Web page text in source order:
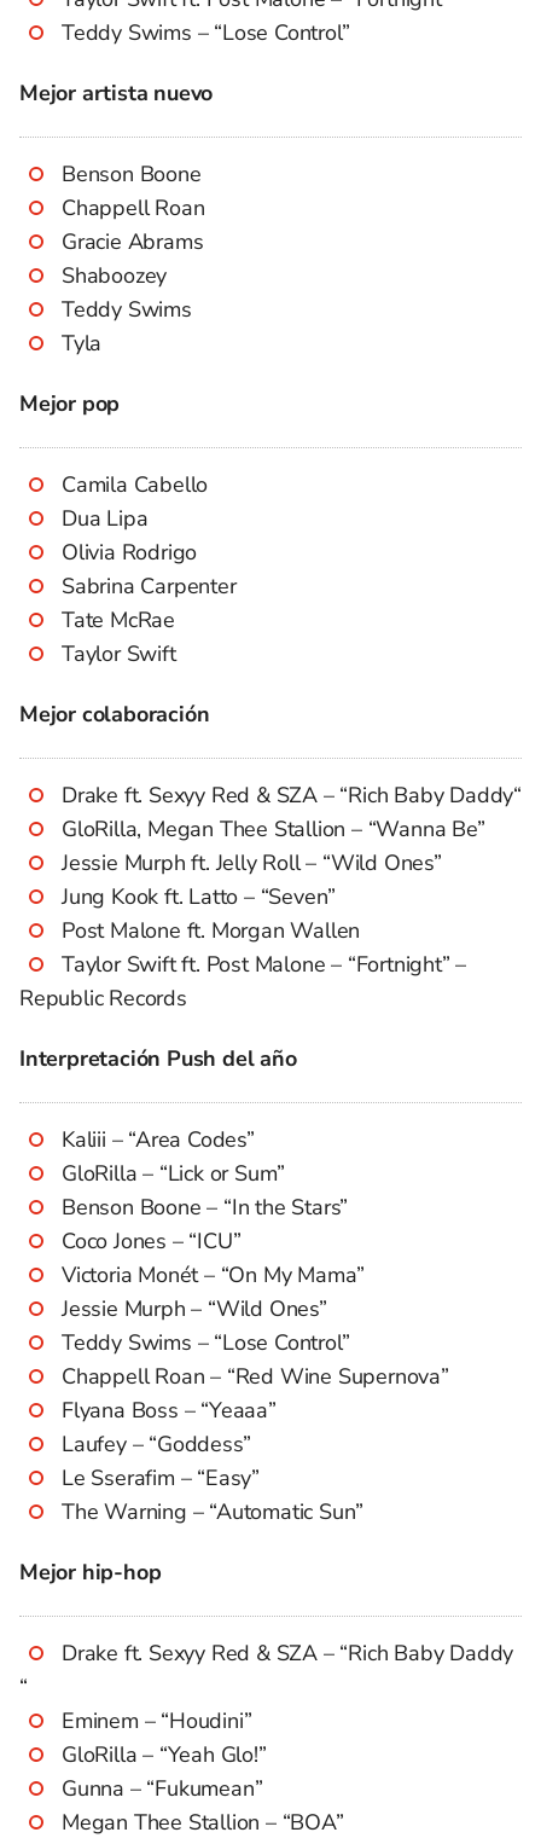
Teddy Swims – “Lose Control”
Mejor artista nuevo
Benson Boone
Chappell Roan
Gracie Abrams
Shaboozey
Teddy Swims
Tyla
Mejor pop
Camila Cabello
Dua Lipa
Olivia Rodrigo
Sabrina Carpenter
Tate McRae
Taylor Swift
Mejor colaboración
Drake ft. Sexyy Red & SZA – “Rich Baby Daddy“
GloRilla, Megan Thee Stallion – “Wanna Be”
Jessie Murph ft. Jelly Roll – “Wild Ones”
Jung Kook ft. Latto – “Seven”
Post Malone ft. Morgan Wallen
Taylor Swift ft. Post Malone – “Fortnight” –
Republic Records
Interpretación Push del año
Kaliii – “Area Codes”
GloRilla – “Lick or Sum”
Benson Boone – “In the Stars”
Coco Jones – “ICU”
Victoria Monét – “On My Mama”
Jessie Murph – “Wild Ones”
Teddy Swims – “Lose Control”
Chappell Roan – “Red Wine Supernova”
Flyana Boss – “Yeaaa”
Laufey – “Goddess”
Le Sserafim – “Easy”
The Warning – “Automatic Sun”
Mejor hip-hop
Drake ft. Sexyy Red & SZA – “Rich Baby Daddy
“
Eminem – “Houdini”
GloRilla – “Yeah Glo!”
Gunna – “Fukumean”
Megan Thee Stallion – “BOA”